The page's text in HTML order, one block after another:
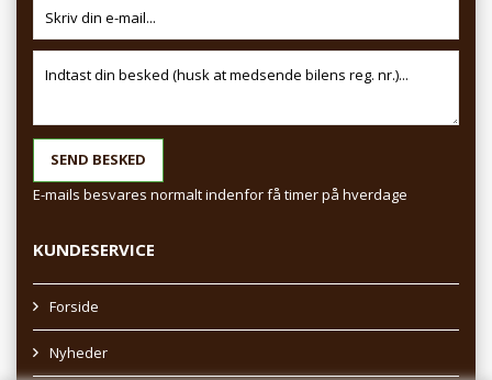
E-mails besvares normalt indenfor få timer på hverdage
KUNDESERVICE
Forside
Nyheder